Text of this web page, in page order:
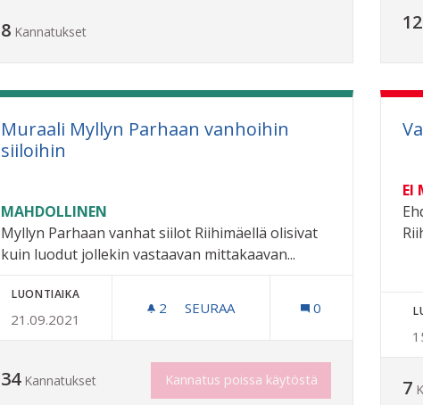
8 Kannatukset 12
Muraali Myllyn Parhaan vanhoihin
siiloihin
MAHDOLLINEN
Myllyn Parhaan vanhat siilot Riihimäellä olisivat
kuin luodut jollekin vastaavan mittakaavan...
LUONTIAIKA
21.09.2021
2 2 SEURAAJAA
SEURAA
MURAALI MYLLYN PARHAAN
0
34 Kannatukset Kannatus poissa käytöstä
EI
7